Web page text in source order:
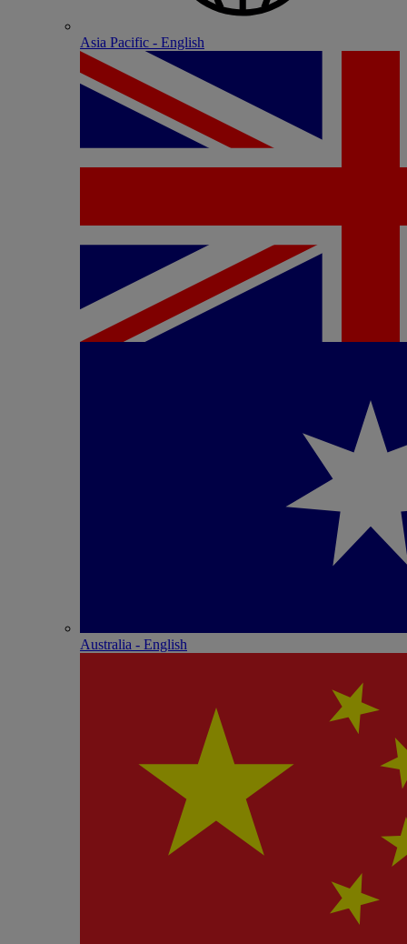
Asia Pacific - English
Australia - English